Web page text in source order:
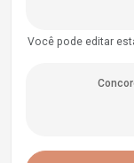
Você pode editar